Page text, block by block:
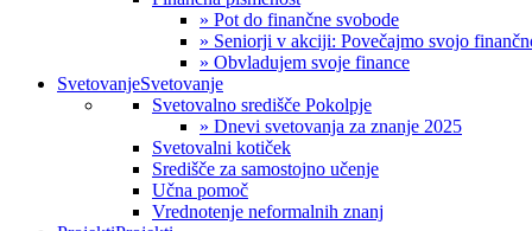
» Pot do finančne svobode
» Seniorji v akciji: Povečajmo svojo
» Obvladujem svoje finance
SvetovanjeSvetovanje
Svetovalno središče Pokolpje
» Dnevi svetovanja za znanje 2025
Svetovalni kotiček
Središče za samostojno učenje
Učna pomoč
Vrednotenje neformalnih znanj